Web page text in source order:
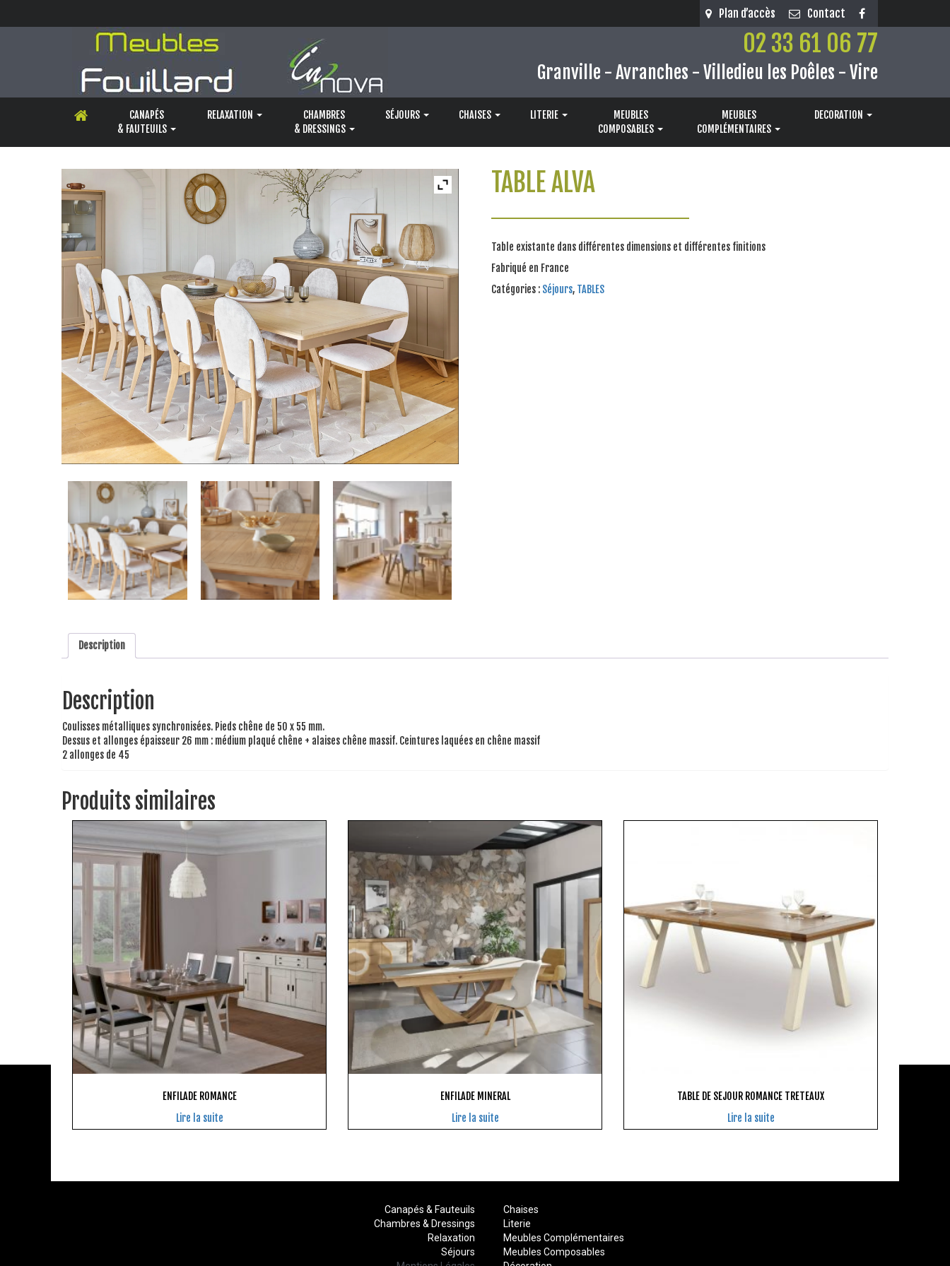
Plan d’accès Contact
02 33 61 06 77
Granville - Avranches - Villedieu les Poêles - Vire
CANAPÉS
& FAUTEUILS
RELAXATION
CHAMBRES
& DRESSINGS
SÉJOURS CHAISES LITERIE
MEUBLES
COMPOSABLES
MEUBLES
COMPLÉMENTAIRES
DECORATION
TABLE ALVA
Table existante dans différentes dimensions et différentes finitions
Fabriqué en France
Catégories : Séjours, TABLES
Description
Description
Coulisses métalliques synchronisées. Pieds chêne de 50 x 55 mm.
Dessus et allonges épaisseur 26 mm : médium plaqué chêne + alaises chêne massif. Ceintures laquées en chêne massif
2 allonges de 45
Produits similaires
ENFILADE ROMANCE
Lire la suite
ENFILADE MINERAL
Lire la suite
TABLE DE SEJOUR ROMANCE TRETEAUX
Lire la suite
Canapés & Fauteuils
Chambres & Dressings
Relaxation
Séjours
Chaises
Literie
Meubles Complémentaires
Meubles Composables